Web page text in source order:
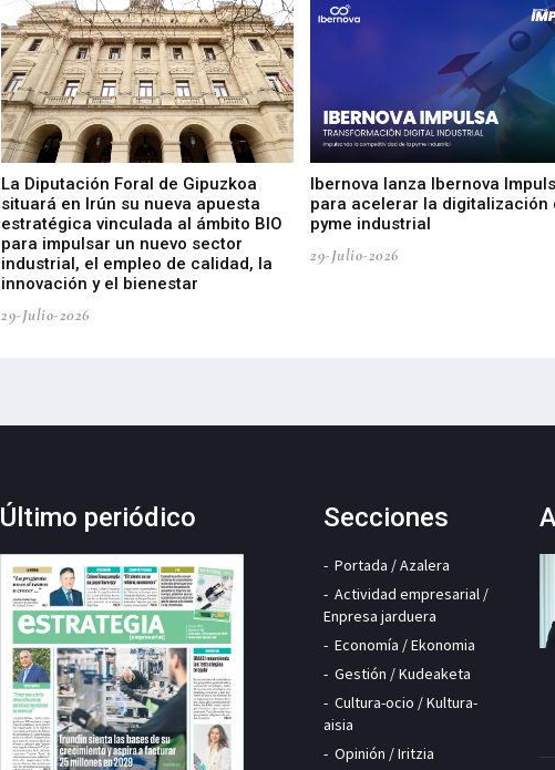
La Diputación Foral de Gipuzkoa
situará en Irún su nueva apuesta
estratégica vinculada al ámbito BIO
para impulsar un nuevo sector
industrial, el empleo de calidad, la
innovación y el bienestar
29-Julio-2026
Ibernova lanza Ibernova
para acelerar la digitalización
pyme industrial
29-Julio-2026
Último periódico Secciones
Portada / Azalera
Actividad empresarial /
Enpresa jarduera
Economía / Ekonomia
Gestión / Kudeaketa
Cultura-ocio / Kultura-
aisia
Opinión / Iritzia